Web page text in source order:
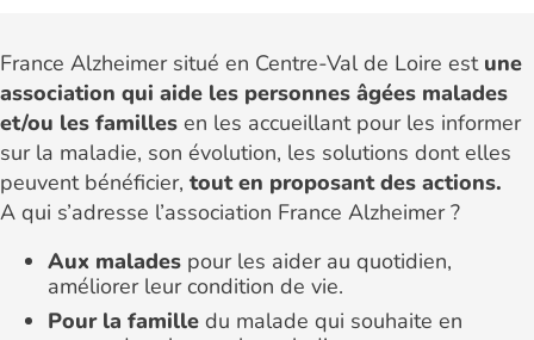
France Alzheimer situé en Centre-Val de Loire est une
association qui aide les personnes âgées malades
et/ou les familles en les accueillant pour les informer
sur la maladie, son évolution, les solutions dont elles
peuvent bénéficier, tout en proposant des actions.
A qui s’adresse l’association France Alzheimer ?
Aux malades pour les aider au quotidien,
améliorer leur condition de vie.
Pour la famille du malade qui souhaite en